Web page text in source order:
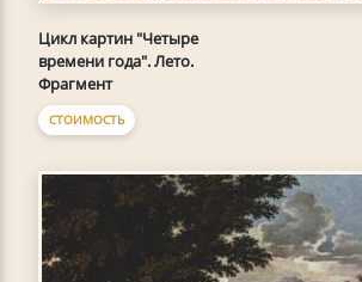
Цикл картин "Четыре
времени года". Лето.
Фрагмент
СТОИМОСТЬ